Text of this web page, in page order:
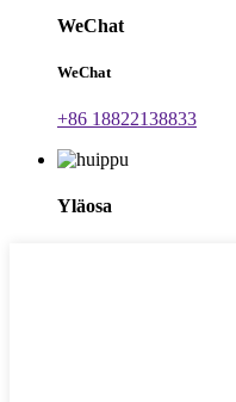
WeChat
WeChat
+86 18822138833
Yläosa